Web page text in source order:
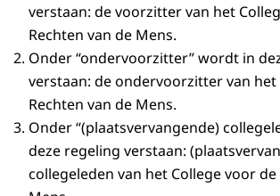
verstaan: de voorzitter van het
Rechten van de Mens.
Onder “ondervoorzitter” wordt in
verstaan: de ondervoorzitter van het
Rechten van de Mens.
Onder “(plaatsvervangende)
deze regeling verstaan:
collegeleden van het College voor